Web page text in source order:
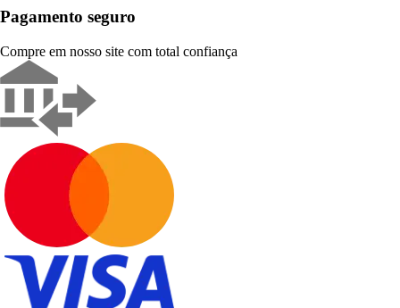
Pagamento seguro
Compre em nosso site com total confiança